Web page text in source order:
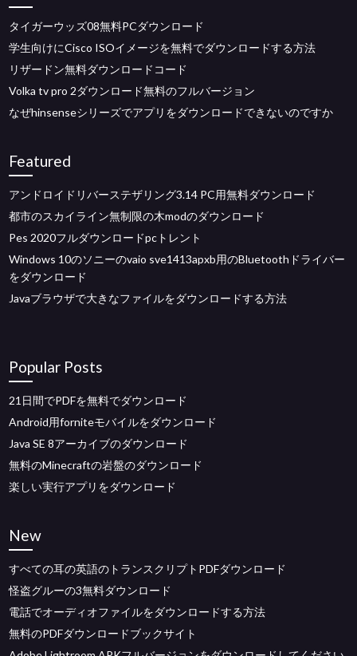
タイガーウッズ08無料PCダウンロード
学生向けにCisco ISOイメージを無料でダウンロードする方法
リザードン無料ダウンロードコード
Volka tv pro 2ダウンロード無料のフルバージョン
なぜhinsenseシリーズでアプリをダウンロードできないのですか
Featured
アンドロイドリバーステザリング3.14 PC用無料ダウンロード
都市のスカイライン無制限の木modのダウンロード
Pes 2020フルダウンロードpcトレント
Windows 10のソニーのvaio sve1413apxb用のBluetoothドライバー
をダウンロード
Javaブラウザで大きなファイルをダウンロードする方法
Popular Posts
21日間でPDFを無料でダウンロード
Android用forniteモバイルをダウンロード
Java SE 8アーカイブのダウンロード
無料のMinecraftの岩盤のダウンロード
楽しい実行アプリをダウンロード
New
すべての耳の英語のトランスクリプトPDFダウンロード
怪盗グルーの3無料ダウンロード
電話でオーディオファイルをダウンロードする方法
無料のPDFダウンロードブックサイト